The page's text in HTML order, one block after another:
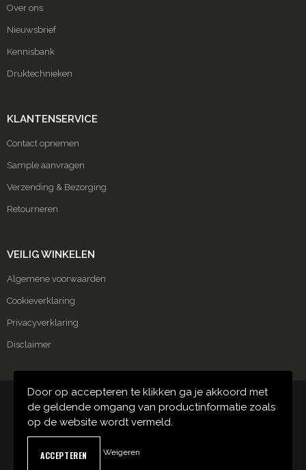
Over ons
Nieuwsbrief
Kennisbank
Druktechnieken
KLANTENSERVICE
Contact opnemen
Sample aanvragen
Verzending & Bezorging
Retourneren
VEILIG WINKELEN
Algemene voorwaarden
Cookieverklaring
Privacyverklaring
Disclaimer
© Copyright Carmako 2024
Door op accepteren te klikken ga je akkoord met
de geldende omgang van productinformatie zoals
op de website wordt vermeld.
Weigeren